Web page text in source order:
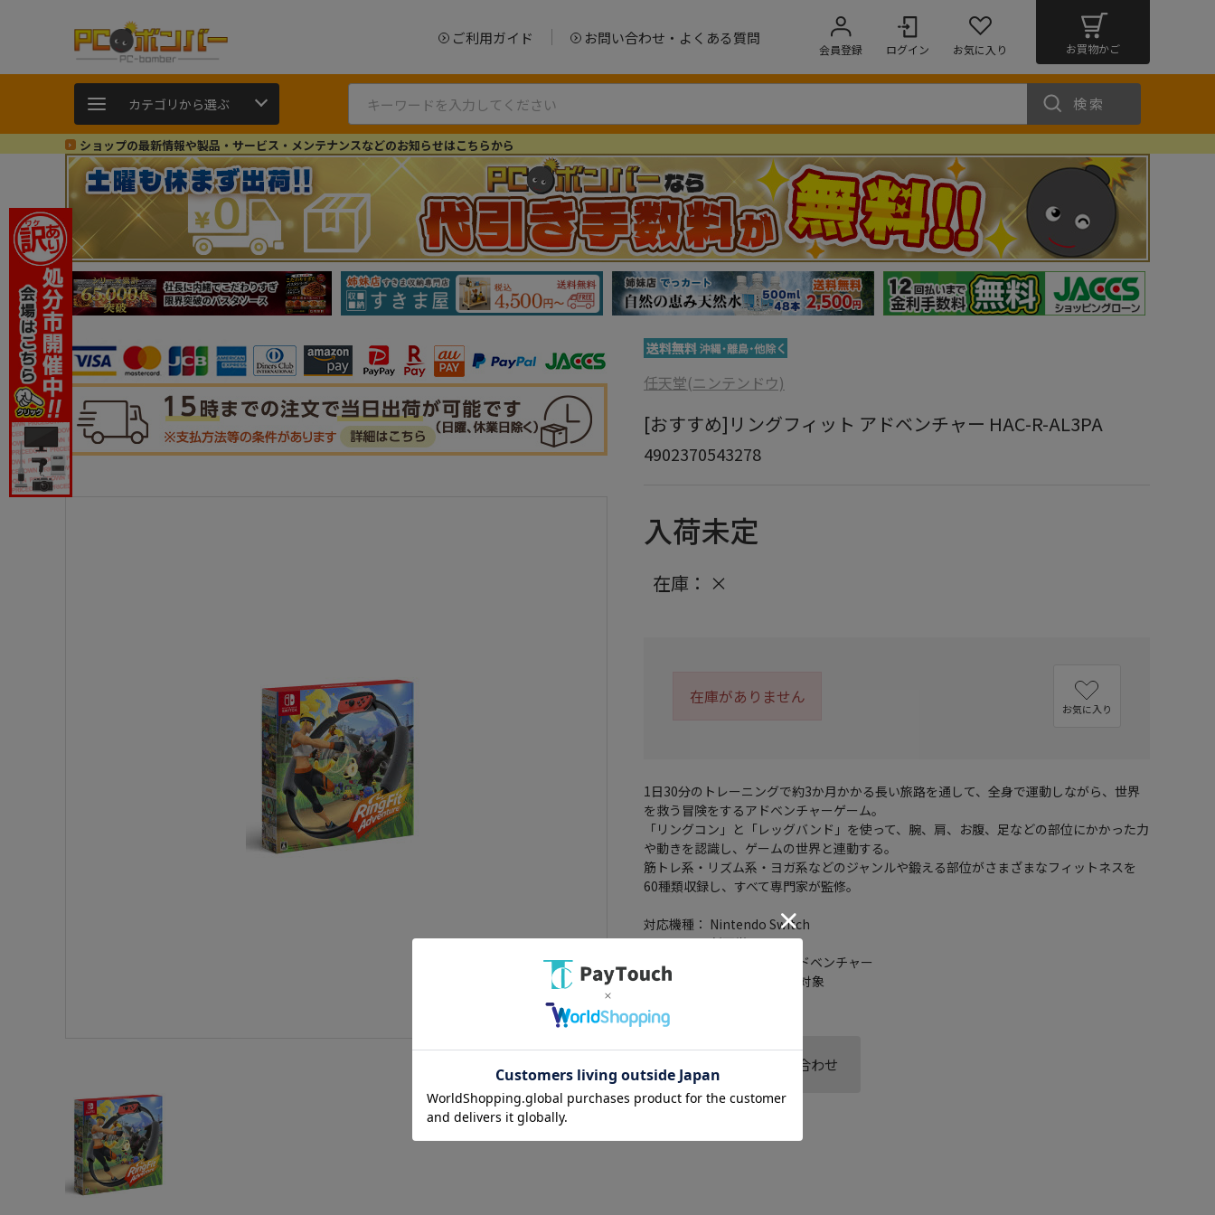
ご利用ガイド お問い合わせ・よくある質問
会員登録 ログイン お気に入り お買物かご
カテゴリから選ぶ 検索
ショップの最新情報や製品・サービス・メンテナンスなどのお知らせはこちらから
任天堂(ニンテンドウ)
[おすすめ]リングフィット アドベンチャー HAC-R-AL3PA
4902370543278
入荷未定
在庫： ×
在庫がありません
お気に入り
1日30分のトレーニングで約3か月かかる長い旅路を通して、全身で運動しながら、世界
を救う冒険をするアドベンチャーゲーム。
「リングコン」と「レッグバンド」を使って、腕、肩、お腹、足などの部位にかかった力
や動きを認識し、ゲームの世界と連動する。
筋トレ系・リズム系・ヨガ系などのジャンルや鍛える部位がさまざまなフィットネスを
60種類収録し、すべて専門家が監修。
対応機種： Nintendo Switch
メーカー： 任天堂
ジャンル： フィットネスアドベンチャー
CERO： CERO「A」全年齢対象
この商品へのお問い合わせ